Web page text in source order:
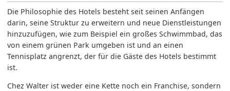
Die Philosophie des Hotels besteht seit seinen Anfängen
darin, seine Struktur zu erweitern und neue Dienstleistungen
hinzuzufügen, wie zum Beispiel ein großes Schwimmbad, das
von einem grünen Park umgeben ist und an einen
Tennisplatz angrenzt, der für die Gäste des Hotels bestimmt
ist.
Chez Walter ist weder eine Kette noch ein Franchise, sondern